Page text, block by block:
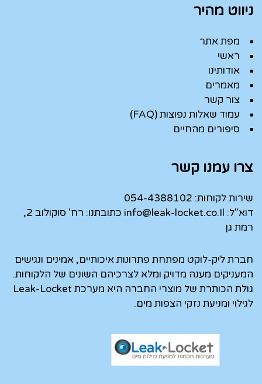
ניווט מהיר
מפת אתר
ראשי
אודותינו
מאמרים
צור קשר
עמוד שאלות נפוצות (FAQ)
סיפורים מהחיים
צרו עמנו קשר
שירות לקוחות: 054-4388102
דוא"ל: info@leak-locket.co.Il
כתובתנו: רח' סוקולוב 2,
רמת גן
חברת ליק-לוקט מפתחת פתרונות איכותיים, אמינים ונגישים
המעניקים מענה מדויק ומלא לצרכיהם השונים של הלקוחות.
גולת הכותרת של מוצרי החברה היא מערכת Leak-Locket
לגילוי ומניעת נזקי הצפות מים.